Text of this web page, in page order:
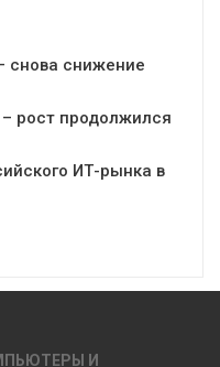
снова снижение
рост продолжился
ИТ-рынка в
И